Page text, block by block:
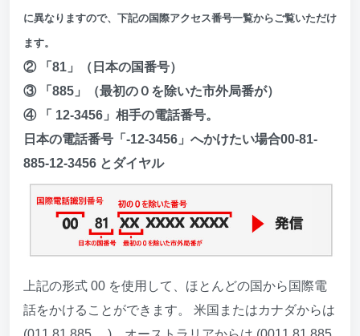
に異なりますので、下記の国際アクセス番号一覧からご覧いただけ
ます。
② 「81」（日本の国番号）
③ 「885」（最初の０を除いた市外局番が）
④ 「 12-3456」相手の電話番号。
日本の電話番号「-12-3456」へかけたい場合00-81-
885-12-3456 とダイヤル
上記の形式 00 を使用して、ほとんどの国から国際電
話をかけることができます。 米国またはカナダからは